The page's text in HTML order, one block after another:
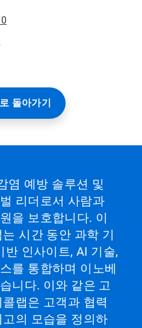
돌아가기
염 예방 솔루션 및
리더로서 사람과
을 보호합니다. 이
시간 동안 과학 기
반 인사이트, AI 기술,
를 통합하며 이노베
니다. 이와 같은 고
랩은 고객과 협력
의 모습을 정의하